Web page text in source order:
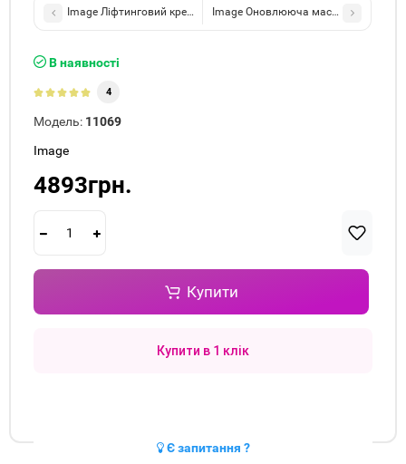
В наявності
4
Модель: 11069
Image
4893грн.
Купити
Купити в 1 клік
Є запитання ?